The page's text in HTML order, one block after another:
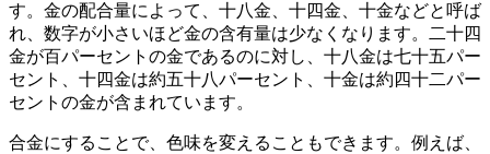
す。金の配合量によって、十八金、十四金、十金などと呼ば
れ、数字が小さいほど金の含有量は少なくなります。二十四
金が百パーセントの金であるのに対し、十八金は七十五パー
セント、十四金は約五十八パーセント、十金は約四十二パー
セントの金が含まれています。
合金にすることで、色味を変えることもできます。 例えば、